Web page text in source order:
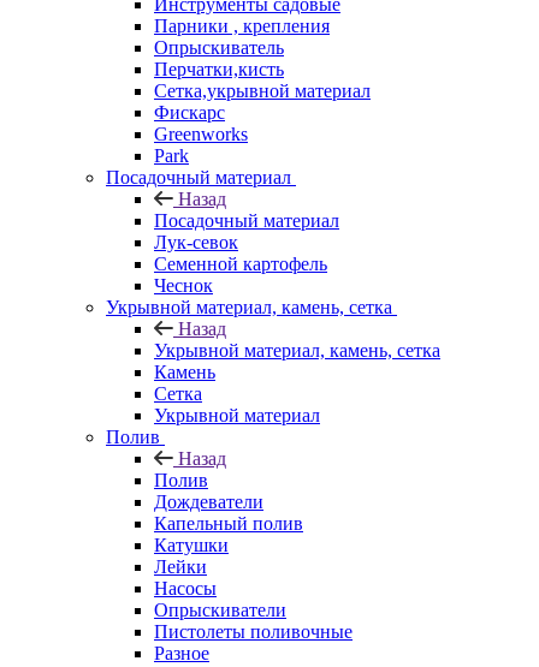
Парники , крепления
Опрыскиватель
Перчатки,кисть
Сетка,укрывной материал
Фискарс
Greenworks
Park
Посадочный материал
Назад
Посадочный материал
Лук-севок
Семенной картофель
Чеснок
Укрывной материал, камень, сетка
Назад
Укрывной материал, камень, сетка
Камень
Сетка
Укрывной материал
Полив
Назад
Полив
Дождеватели
Капельный полив
Катушки
Лейки
Насосы
Опрыскиватели
Пистолеты поливочные
Разное